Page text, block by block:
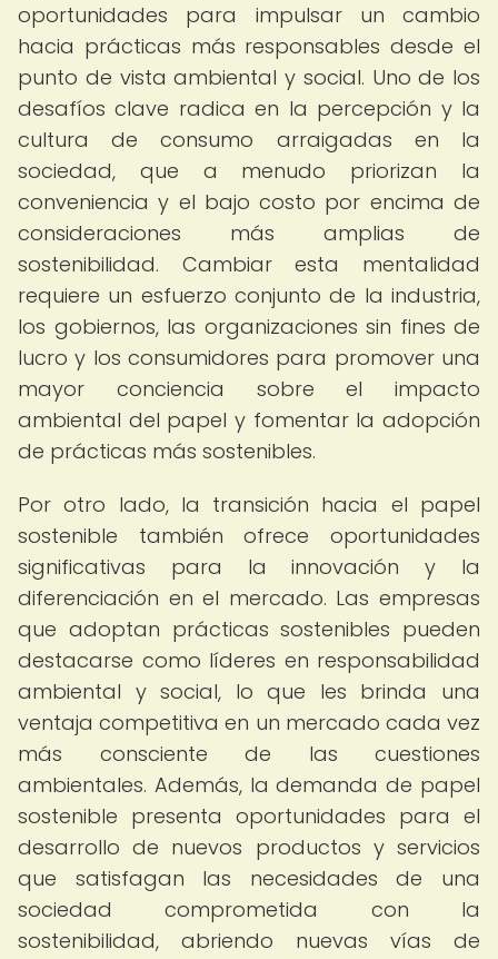
oportunidades para impulsar un cambio
hacia prácticas más responsables desde el
punto de vista ambiental y social. Uno de los
desafíos clave radica en la percepción y la
cultura de consumo arraigadas en la
sociedad, que a menudo priorizan la
conveniencia y el bajo costo por encima de
consideraciones más amplias de
sostenibilidad. Cambiar esta mentalidad
requiere un esfuerzo conjunto de la industria,
los gobiernos, las organizaciones sin fines de
lucro y los consumidores para promover una
mayor conciencia sobre el impacto
ambiental del papel y fomentar la adopción
de prácticas más sostenibles.
Por otro lado, la transición hacia el papel
sostenible también ofrece oportunidades
significativas para la innovación y la
diferenciación en el mercado. Las empresas
que adoptan prácticas sostenibles pueden
destacarse como líderes en responsabilidad
ambiental y social, lo que les brinda una
ventaja competitiva en un mercado cada vez
más consciente de las cuestiones
ambientales. Además, la demanda de papel
sostenible presenta oportunidades para el
desarrollo de nuevos productos y servicios
que satisfagan las necesidades de una
sociedad comprometida con la
sostenibilidad, abriendo nuevas vías de